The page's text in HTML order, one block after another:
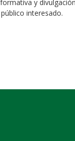
y
interesado.